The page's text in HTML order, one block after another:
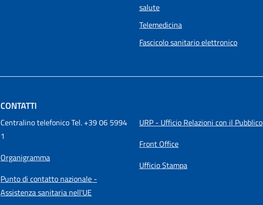
salute
Telemedicina
Fascicolo sanitario elettronico
CONTATTI
Centralino telefonico Tel. +39 06 5994
1
Organigramma
Punto di contatto nazionale -
Assistenza sanitaria nell'UE
URP - Ufficio Relazioni con il Pubblico
Front Office
Ufficio Stampa